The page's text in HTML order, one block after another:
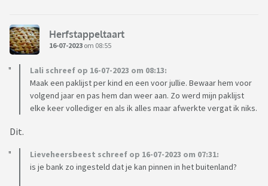
Herfstappeltaart
16-07-2023 om 08:55
Lali schreef op 16-07-2023 om 08:13:
Maak een paklijst per kind en een voor jullie. Bewaar hem voor
volgend jaar en pas hem dan weer aan. Zo werd mijn paklijst
elke keer vollediger en als ik alles maar afwerkte vergat ik niks.
Dit.
Lieveheersbeest schreef op 16-07-2023 om 07:31:
is je bank zo ingesteld dat je kan pinnen in het buitenland?